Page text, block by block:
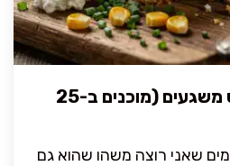
מאפינס קוטג ותירס משגעים (מוכנים ב-25
שאני רוצה משהו שהוא גם